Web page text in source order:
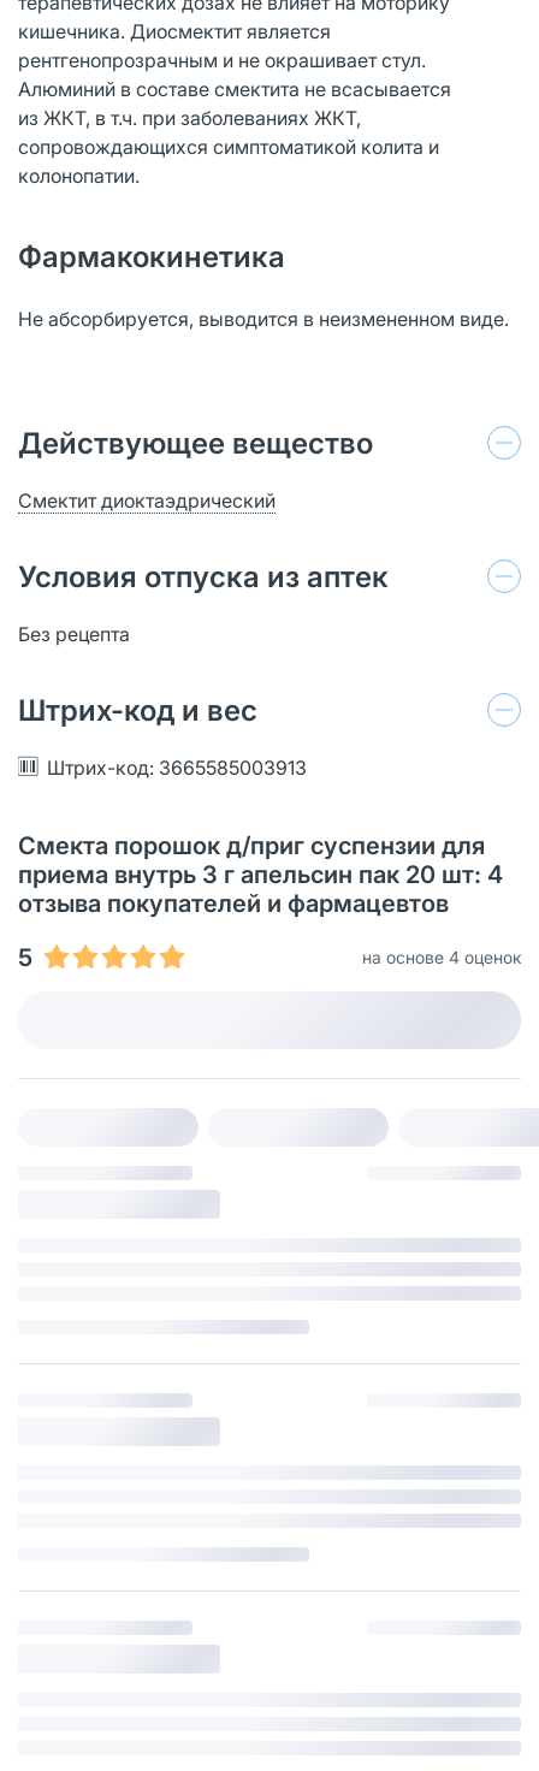
кишечника. Диосмектит является
рентгенопрозрачным и не окрашивает стул.
Алюминий в составе смектита не всасывается
из ЖКТ, в т.ч. при заболеваниях ЖКТ,
сопровождающихся симптоматикой колита и
колонопатии.
Фармакокинетика
Не абсорбируется, выводится в неизмененном виде.
Действующее вещество
Смектит диоктаэдрический
Условия отпуска из аптек
Без рецепта
Штрих-код и вес
Штрих-код: 3665585003913
Смекта порошок д/приг суспензии для
приема внутрь 3 г апельсин пак 20 шт: 4
отзыва покупателей и фармацевтов
5
на основе 4 оценок